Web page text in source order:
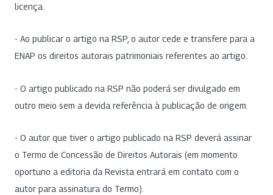
licença.
- Ao publicar o artigo na RSP, o autor cede e transfere para a
ENAP os direitos autorais patrimoniais referentes ao artigo.
- O artigo publicado na RSP não poderá ser divulgado em
outro meio sem a devida referência à publicação de origem.
- O autor que tiver o artigo publicado na RSP deverá assinar
o Termo de Concessão de Direitos Autorais (em momento
oportuno a editoria da Revista entrará em contato com o
autor para assinatura do Termo).